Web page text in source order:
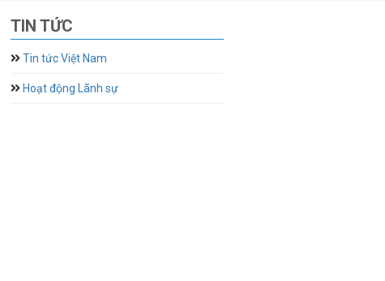
TIN TỨC
Tin tức Việt Nam
Hoạt động Lãnh sự